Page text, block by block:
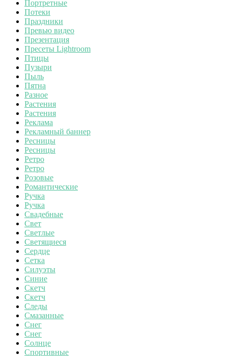
Портретные
Потеки
Праздники
Превью видео
Презентация
Пресеты Lightroom
Птицы
Пузыри
Пыль
Пятна
Разное
Растения
Растения
Реклама
Рекламный баннер
Ресницы
Ресницы
Ретро
Ретро
Розовые
Романтические
Ручка
Ручка
Свадебные
Свет
Светлые
Светящиеся
Сердце
Сетка
Силуэты
Синие
Скетч
Скетч
Следы
Смазанные
Снег
Снег
Солнце
Спортивные